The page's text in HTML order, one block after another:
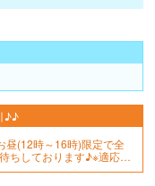
♪♪
昼(12時～16時)限定で全
ちしております♪※適応は